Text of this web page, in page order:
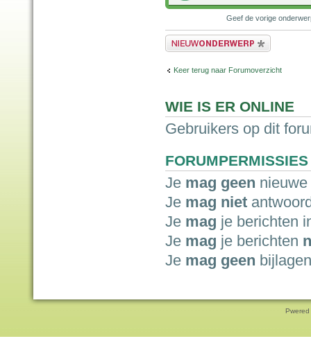
Geef de vorige
Plaats een nieuw bericht
Keer terug naar Forumoverzicht
WIE IS ER ONLINE
Gebruikers op dit
FORUMPERMISSIES
Je mag geen
Je mag niet
Je mag je berichten
Je mag je berichten
Je mag geen